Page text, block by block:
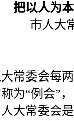
把以人为
市人大
委会每两
为“例会”
大常委会